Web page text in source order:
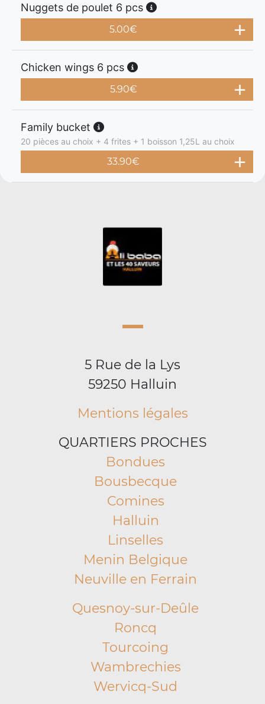
Nuggets de poulet 6 pcs
5.00€
Chicken wings 6 pcs
5.90€
Family bucket
20 pièces au choix + 4 frites + 1 boisson 1,25L au choix
33.90€
5 Rue de la Lys
59250 Halluin
Mentions légales
QUARTIERS PROCHES
Bondues
Bousbecque
Comines
Halluin
Linselles
Menin Belgique
Neuville en Ferrain
Quesnoy-sur-Deûle
Roncq
Tourcoing
Wambrechies
Wervicq-Sud